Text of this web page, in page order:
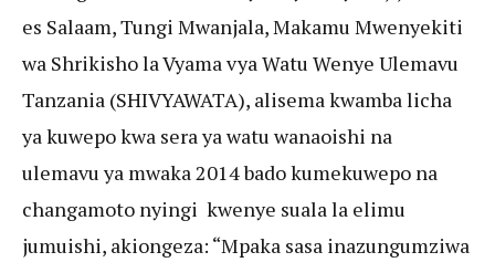
es Salaam, Tungi Mwanjala, Makamu Mwenyekiti
wa Shrikisho la Vyama vya Watu Wenye Ulemavu
Tanzania (SHIVYAWATA), alisema kwamba licha
ya kuwepo kwa sera ya watu wanaoishi na
ulemavu ya mwaka 2014 bado kumekuwepo na
changamoto nyingi kwenye suala la elimu
jumuishi, akiongeza: “Mpaka sasa inazungumziwa